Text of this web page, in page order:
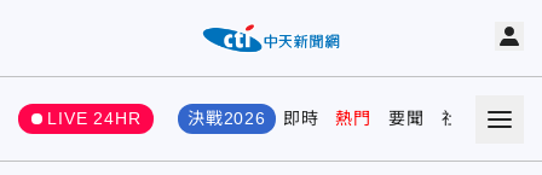
LIVE 24HR 決戰2026 即時 熱門 要聞 社會 娛樂